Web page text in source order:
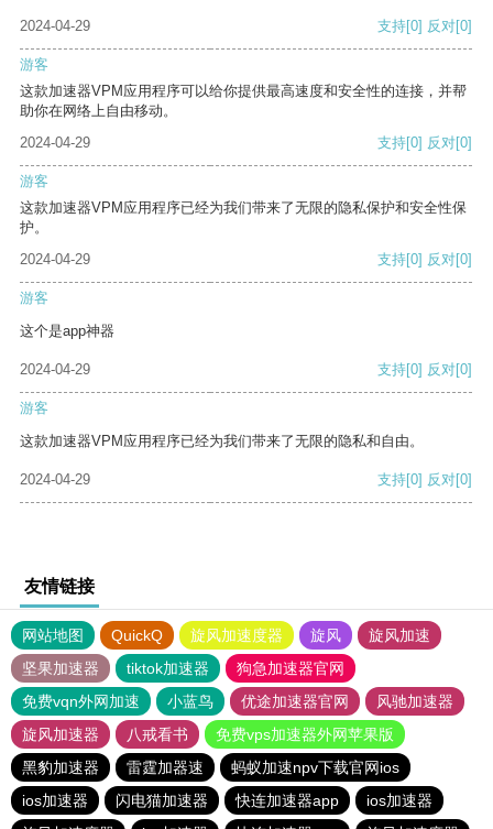
2024-04-29 支持[0] 反对[0]
游客
这款加速器VPM应用程序可以给你提供最高速度和安全性的连接，并帮
助你在网络上自由移动。
2024-04-29
支持[0] 反对[0]
游客
这款加速器VPM应用程序已经为我们带来了无限的隐私保护和安全性保
护。
2024-04-29
支持[0] 反对[0]
游客
这个是app神器
2024-04-29 支持[0] 反对[0]
游客
这款加速器VPM应用程序已经为我们带来了无限的隐私和自由。
2024-04-29 支持[0] 反对[0]
友情链接
网站地图 QuickQ 旋风加速度器 旋风
旋风加速
坚果加速器
tiktok加速器
狗急加速器官网
免费vqn外网加速
小蓝鸟 优途加速器官网
风驰加速器
旋风加速器
八戒看书
免费vps加速器外网苹果版
黑豹加速器
雷霆加器速
蚂蚁加速npv下载官网ios
ios加速器
闪电猫加速器 快连加速器app
ios加速器